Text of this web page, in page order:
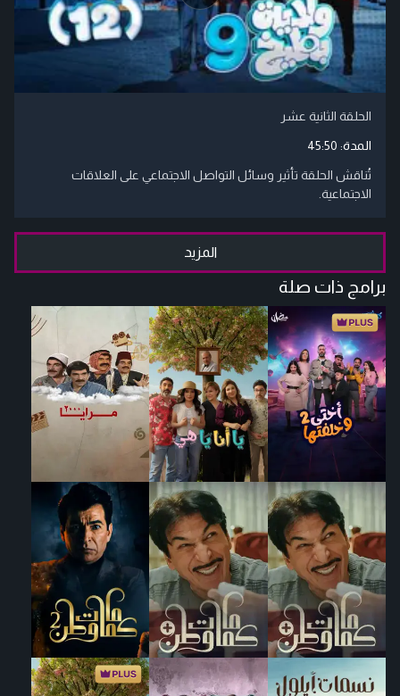
الحلقة الثانية عشر
المدة: 45:50
تُناقش الحلقة تأثير وسائل التواصل الاجتماعي على العلاقات
الاجتماعية.
المزيد
برامج ذات صلة